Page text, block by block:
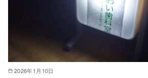
2026年1月10日